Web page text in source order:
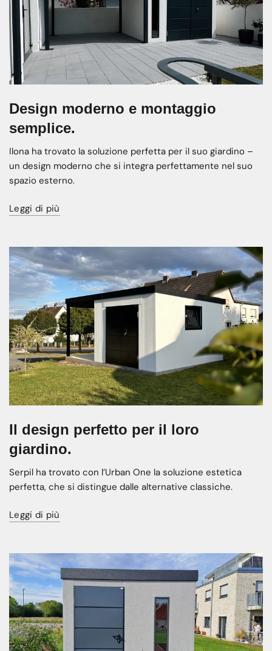
Design moderno e montaggio
semplice.
Ilona ha trovato la soluzione perfetta per il suo giardino –
un design moderno che si integra perfettamente nel suo
spazio esterno.
Leggi di più
Il design perfetto per il loro
giardino.
Serpil ha trovato con l’Urban One la soluzione estetica
perfetta, che si distingue dalle alternative classiche.
Leggi di più